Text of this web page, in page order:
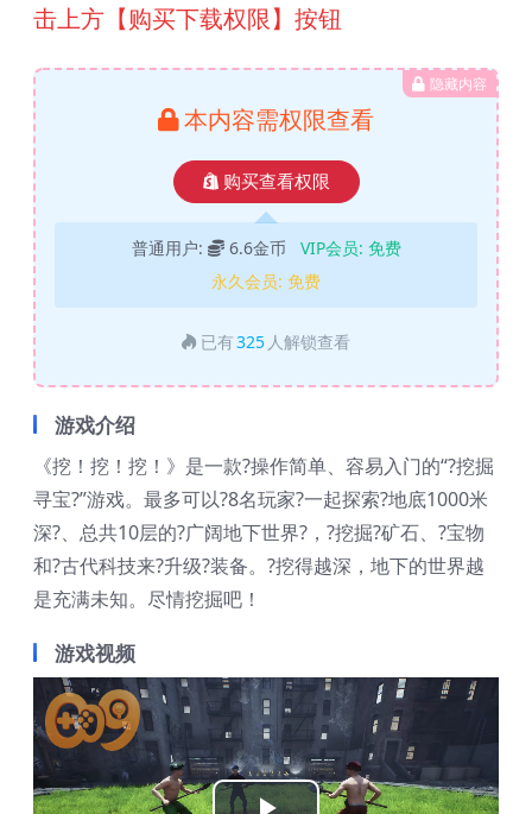
击上方【购买下载权限】按钮
隐藏内容
本内容需权限查看
购买查看权限
普通用户: 6.6金币 VIP会员: 免费
永久会员: 免费
已有325 人解锁查看
游戏介绍
《挖！挖！挖！》是一款?操作简单、容易入门的“?挖掘
寻宝?”游戏。最多可以?8名玩家?一起探索?地底1000米
深?、总共10层的?广阔地下世界?，?挖掘?矿石、?宝物
和?古代科技来?升级?装备。?挖得越深，地下的世界越
是充满未知。尽情挖掘吧！
游戏视频